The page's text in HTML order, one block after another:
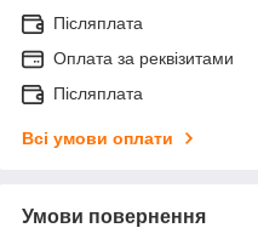
Післяплата
Оплата за реквізитами
Післяплата
Всі умови оплати
Умови повернення